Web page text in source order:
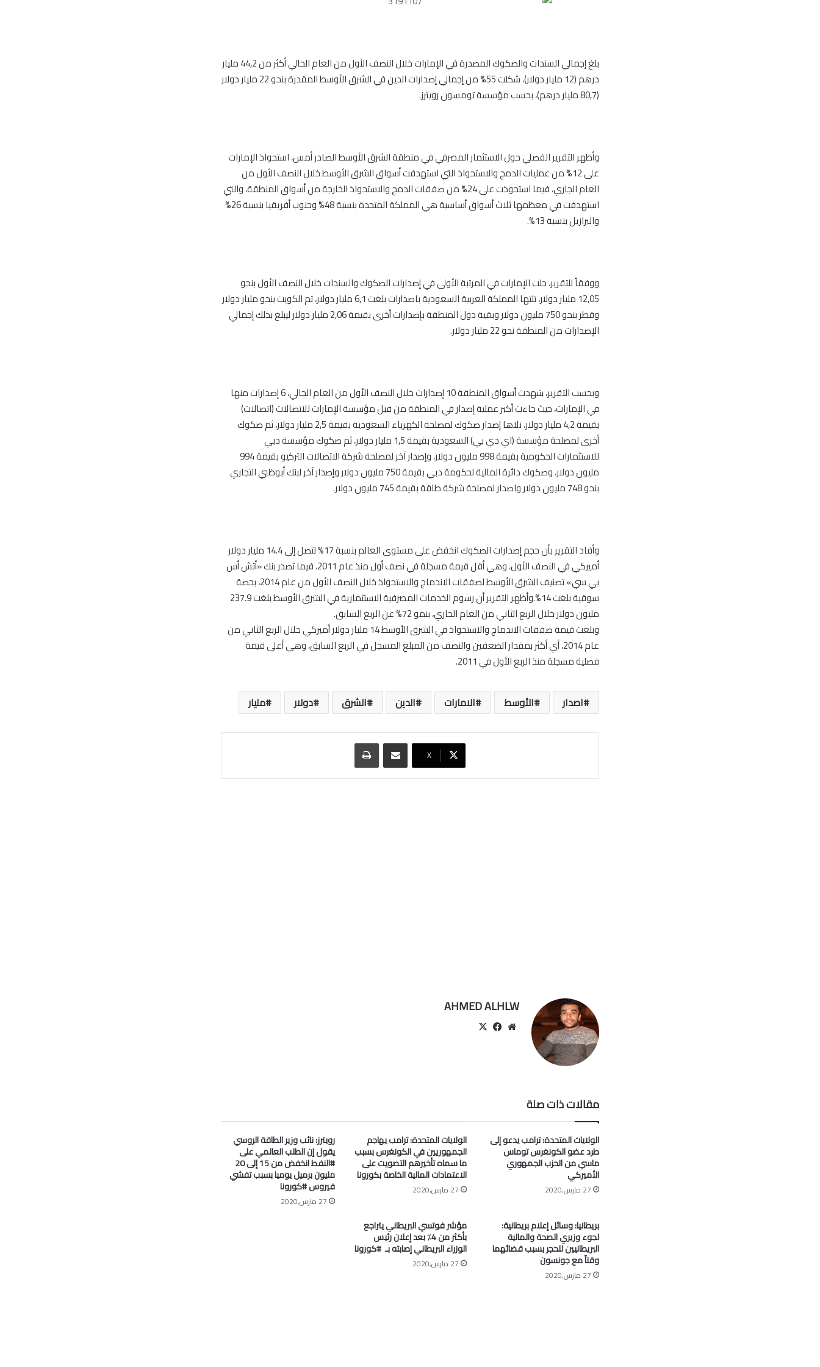
بلغ إجمالي السندات والصكوك المصدرة في الإمارات خلال النصف الأول من العام الحالي أكثر من 44,2 مليار
درهم (12 مليار دولار)، شكلت 55% من إجمالي إصدارات الدين في الشرق الأوسط المقدرة بنحو 22 مليار دولار
(80,7 مليار درهم)، بحسب مؤسسة تومسون رويترز.
وأظهر التقرير الفصلي حول الاستثمار المصرفي في منطقة الشرق الأوسط الصادر أمس، استحواذ الإمارات
على 12% من عمليات الدمج والاستحواذ التي استهدفت أسواق الشرق الأوسط خلال النصف الأول من
العام الجاري، فيما استحوذت على 24% من صفقات الدمج والاستحواذ الخارجة من أسواق المنطقة، والتي
استهدفت في معظمها ثلاث أسواق أساسية هي المملكة المتحدة بنسبة 48% وجنوب أفريقيا بنسبة 26%
والبرازيل بنسبة 13%.
ووفقاً للتقرير، حلت الإمارات في المرتبة الأولى في إصدارات الصكوك والسندات خلال النصف الأول بنحو
12,05 مليار دولار، تلتها المملكة العربية السعودية باصدارات بلغت 6,1 مليار دولار، ثم الكويت بنحو مليار دولار
وقطر بنحو 750 مليون دولار وبقية دول المنطقة بإصدارات أخرى بقيمة 2,06 مليار دولار ليبلغ بذلك إجمالي
الإصدارات من المنطقة نحو 22 مليار دولار.
وبحسب التقرير، شهدت أسواق المنطقة 10 إصدارات خلال النصف الأول من العام الحالي، 6 إصدارات منها
في الإمارات، حيث جاءت أكبر عملية إصدار في المنطقة من قبل مؤسسة الإمارات للاتصالات (اتصالات)
بقيمة 4,2 مليار دولار، تلاها إصدار صكوك لمصلحة الكهرباء السعودية بقيمة 2,5 مليار دولار، ثم صكوك
أخرى لمصلحة مؤسسة (اي دي بي) السعودية بقيمة 1,5 مليار دولار، ثم صكوك مؤسسة دبي
للاستثمارات الحكومية بقيمة 998 مليون دولار، وإصدار آخر لمصلحة شركة الاتصالات التركيو بقيمة 994
مليون دولار، وصكوك دائرة المالية لحكومة دبي بقيمة 750 مليون دولار وإصدار آخر لبنك أبوظبي التجاري
بنحو 748 مليون دولار واصدار لمصلحة شركة طاقة بقيمة 745 مليون دولار.
وأفاد التقرير بأن حجم إصدارات الصكوك انخفض على مستوى العالم بنسبة 17% لتصل إلى 14.4 مليار دولار
أميركي في النصف الأول، وهي أقل قيمة مسجلة في نصف أول منذ عام 2011، فيما تصدر بنك «أتش أس
بي سي» تصنيف الشرق الأوسط لصفقات الاندماج والاستحواذ خلال النصف الأول من عام 2014، بحصة
سوقية بلغت 14%.وأظهر التقرير أن رسوم الخدمات المصرفية الاستثمارية في الشرق الأوسط بلغت 237.9
مليون دولار خلال الربع الثاني من العام الجاري، بنمو 72% عن الربع السابق.
وبلغت قيمة صفقات الاندماج والاستحواذ في الشرق الأوسط 14 مليار دولار أميركي خلال الربع الثاني من
عام 2014، أي أكثر بمقدار الضعفين والنصف من المبلغ المسجل في الربع السابق، وهي أعلى قيمة
فصلية مسجلة منذ الربع الأول في 2011.
اصدار الأوسط الامارات الدين الشرق دولار مليار
‫X
مشاركة عبر البريد طباعة
AHMED ALHLW
موقعفيسبوك
مقالات ذات صلة
الولايات المتحدة: ترامب يدعو إلى
طرد عضو الكونغرس توماس
ماسي من الحزب الجمهوري
الأميركي
27 مارس,2020
الولايات المتحدة: ترامب يهاجم
الجمهوريين في الكونغرس بسبب
ما سماه تأخيرهم التصويت على
الاعتمادات المالية الخاصة بكورونا
27 مارس,2020
رويترز: نائب وزير الطاقة الروسي
يقول إن الطلب العالمي على
#النفط انخفض من 15 إلى 20
مليون برميل يوميا بسبب تفشي
فيروس #كورونا
27 مارس,2020
بريطانيا: وسائل إعلام بريطانية:
لجوء وزيري الصحة والمالية
البريطانيين للحجر بسبب قضائهما
وقتاً مع جونسون
27 مارس,2020
مؤشر فوتسي البريطاني يتراجع
بأكثر من 4٪ بعد إعلان رئيس
الوزراء البريطاني إصابته بـ ⁧ #كورونا⁩
27 مارس,2020